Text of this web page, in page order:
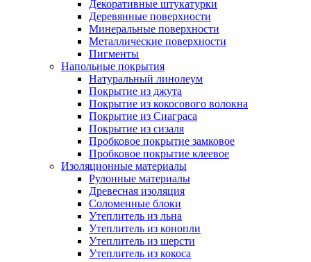
Декоративные штукатурки
Деревянные поверхности
Минеральные поверхности
Металлические поверхности
Пигменты
Напольные покрытия
Натуральный линолеум
Покрытие из джута
Покрытие из кокосового волокна
Покрытие из Сиаграса
Покрытие из сизаля
Пробковое покрытие замковое
Пробковое покрытие клеевое
Изоляционные материалы
Рулонные материалы
Древесная изоляция
Соломенные блоки
Утеплитель из льна
Утеплитель из конопли
Утеплитель из шерсти
Утеплитель из кокоса